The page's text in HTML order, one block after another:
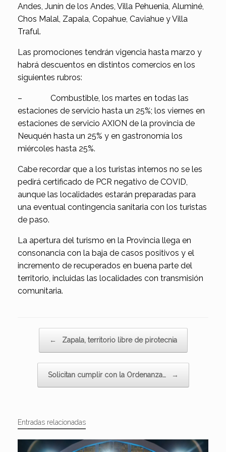
Andes, Junín de los Andes, Villa Pehuenia, Aluminé,
Chos Malal, Zapala, Copahue, Caviahue y Villa
Traful.
Las promociones tendrán vigencia hasta marzo y
habrá descuentos en distintos comercios en los
siguientes rubros:
– Combustible, los martes en todas las
estaciones de servicio hasta un 25%; los viernes en
estaciones de servicio AXION de la provincia de
Neuquén hasta un 25% y en gastronomía los
miércoles hasta 25%.
Cabe recordar que a los turistas internos no se les
pedirá certificado de PCR negativo de COVID,
aunque las localidades estarán preparadas para
una eventual contingencia sanitaria con los turistas
de paso.
La apertura del turismo en la Provincia llega en
consonancia con la baja de casos positivos y el
incremento de recuperados en buena parte del
territorio, incluidas las localidades con transmisión
comunitaria.
← Zapala, territorio libre de pirotecnia
Solicitan cumplir con la Ordenanza… →
Entradas relacionadas